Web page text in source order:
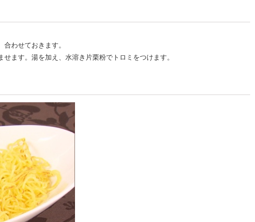
わせておきます。
ます。湯を加え、水溶き片栗粉でトロミをつけます。